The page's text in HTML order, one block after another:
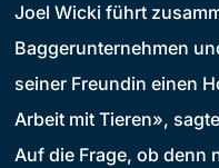
Joel Wicki führt
Baggerunternehmen
seiner Freundin einen
Arbeit mit Tieren»,
Auf die Frage, ob denn